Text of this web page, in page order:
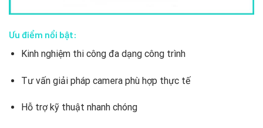
Ưu điểm nổi bật:
Kinh nghiệm thi công đa dạng công trình
Tư vấn giải pháp camera phù hợp thực tế
Hỗ trợ kỹ thuật nhanh chóng